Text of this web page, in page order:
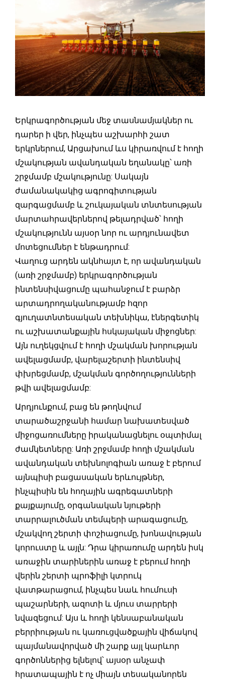
Երկրագործության մեջ տասնամյակներ ու
դարեր ի վեր, ինչպես աշխարհի շատ
երկրներում, Արցախում ևս կիրառվում է հողի
մշակության ավանդական եղանակը՝ առի
շրջմամբ մշակությունը: Սակայն
ժամանակակից ագրոգիտության
զարգացմամբ և շուկայական տնտեսության
մարտահրավերներով թելադրված՝ հողի
մշակությունն այսօր նոր ու արդյունավետ
մոտեցումներ է ենթադրում:
Վաղուց արդեն ակնհայտ է, որ ավանդական
(առի շրջմամբ) երկրագործության
ինտենսիվացումը պահանջում է բարձր
արտադրողականությամբ հզոր
գյուղատնտեսական տեխնիկա, էներգետիկ
ու աշխատանքային հսկայական միջոցներ:
Այն ուղեկցվում է հողի մշակման խորության
ավելացմամբ, վարելաշերտի ինտենսիվ
փխրեցմամբ, մշակման գործողությունների
թվի ավելացմամբ:
Արդյունքում, բաց են թողնվում
տարածաշրջանի համար նախատեսված
միջոցառումները իրականացնելու օպտիմալ
ժամկետները: Առի շրջմամբ հողի մշակման
ավանդական տեխնոլոգիան առաջ է բերում
այնպիսի բացասական երևույթներ,
ինչպիսին են հողային ագրեգատների
քայքայումը, օրգանական նյութերի
տարրալուծման տեմպերի արագացումը,
մշակվող շերտի փոշիացումը, խոնավության
կորուստը և այլն: Դրա կիրառումը արդեն իսկ
առաջին տարիներին առաջ է բերում հողի
վերին շերտի պրոֆիլի կտրուկ
վատթարացում, ինչպես նաև հումուսի
պաշարների, ազոտի և մյուս տարրերի
նվազեցում: Այս և հողի կենսաբանական
բերրիության ու կառուցվածքային վիճակով
պայմանավորված մի շարք այլ կարևոր
գործոններից ելնելով՝ այսօր անչափ
հրատապային է ոչ միայն տեսականորեն